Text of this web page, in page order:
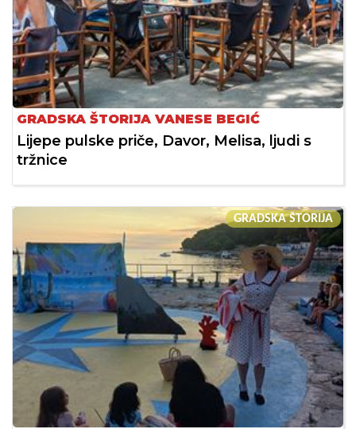
GRADSKA ŠTORIJA VANESE BEGIĆ
Lijepe pulske priče, Davor, Melisa, ljudi s
tržnice
GRADSKA ŠTORIJA